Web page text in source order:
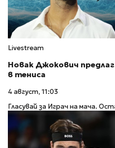
Livestream
Новак Джокович
в тениса
4 август, 11:03
Гласувай за Играч на мача.